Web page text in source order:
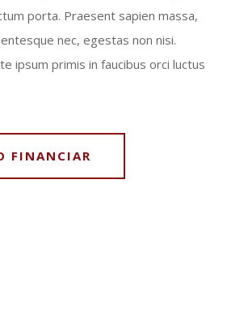
porta. Praesent sapien massa,
nec, egestas non nisi.
ipsum primis in faucibus orci luctus
FINANCIAR